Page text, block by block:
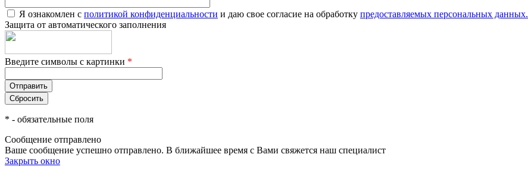
Я ознакомлен с политикой конфиденциальности и даю свое согласие на обработку предоставляемых персональных данных.
Защита от автоматического заполнения
Введите символы с картинки *
* - обязательные поля
Сообщение отправлено
Ваше сообщение успешно отправлено. В ближайшее время с Вами свяжется наш специалист
Закрыть окно